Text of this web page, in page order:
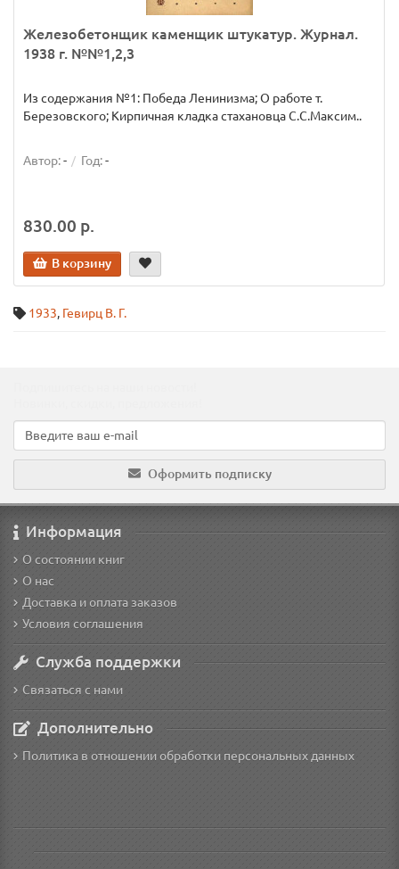
Железобетонщик каменщик штукатур. Журнал.
1938 г. №№1,2,3
Из содержания №1: Победа Ленинизма; О работе т.
Березовского; Кирпичная кладка стахановца С.С.Максим..
Автор:- Год:-
830.00 р.
В корзину
1933, Гевирц В. Г.
Оформить подписку
Информация
О состоянии книг
О нас
Доставка и оплата заказов
Условия соглашения
Служба поддержки
Связаться с нами
Дополнительно
Политика в отношении обработки персональных данных